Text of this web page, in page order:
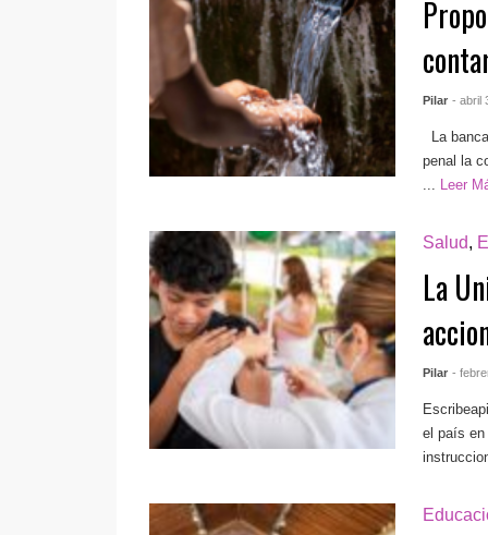
Pilar - abril
La
penal la
Leer
Salud,
La
Pilar -
el país en